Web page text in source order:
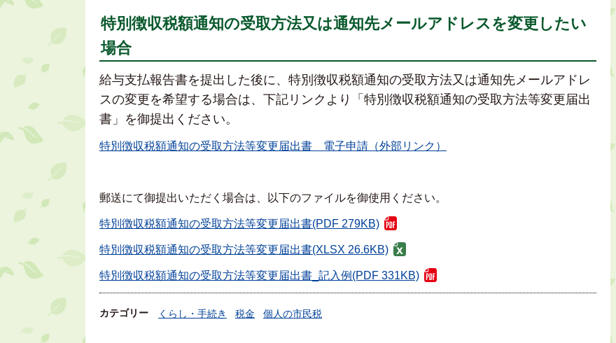
特別徴収税額通知の受取方法又は通知先メールアドレスを変更したい
場合
給与支払報告書を提出した後に、特別徴収税額通知の受取方法又は通知先メールアドレ
スの変更を希望する場合は、下記リンクより「特別徴収税額通知の受取方法等変更届出
書」を御提出ください。
特別徴収税額通知の受取方法等変更届出書 電子申請（外部リンク）
郵送にて御提出いただく場合は、以下のファイルを御使用ください。
特別徴収税額通知の受取方法等変更届出書(PDF 279KB)
特別徴収税額通知の受取方法等変更届出書(XLSX 26.6KB)
特別徴収税額通知の受取方法等変更届出書_記入例(PDF 331KB)
カテゴリー くらし・手続き 税金 個人の市民税